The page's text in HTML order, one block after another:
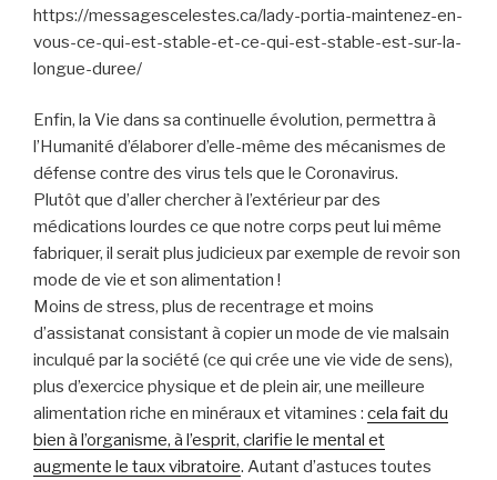
https://messagescelestes.ca/lady-portia-maintenez-en-
vous-ce-qui-est-stable-et-ce-qui-est-stable-est-sur-la-
longue-duree/
Enfin, la Vie dans sa continuelle évolution, permettra à
l’Humanité d’élaborer d’elle-même des mécanismes de
défense contre des virus tels que le Coronavirus.
Plutôt que d’aller chercher à l’extérieur par des
médications lourdes ce que notre corps peut lui même
fabriquer, il serait plus judicieux par exemple de revoir son
mode de vie et son alimentation !
Moins de stress, plus de recentrage et moins
d’assistanat consistant à copier un mode de vie malsain
inculqué par la société (ce qui crée une vie vide de sens),
plus d’exercice physique et de plein air, une meilleure
alimentation riche en minéraux et vitamines : cela fait du
bien à l’organisme, à l’esprit, clarifie le mental et
augmente le taux vibratoire. Autant d’astuces toutes